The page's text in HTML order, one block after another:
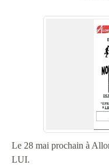
Le 28 mai prochain à
LUI.